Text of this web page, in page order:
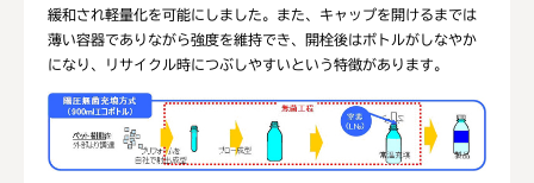
緩和され軽量化を可能にしました。また、キャップを開けるまでは
薄い容器でありながら強度を維持でき、開栓後はボトルがしなやか
になり、リサイクル時につぶしやすいという特徴があります。